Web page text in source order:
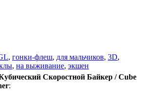
, гонки-флеш, для мальчиков, 3D,
, на выживание, экшен
Скоростной Байкер / Cube
: